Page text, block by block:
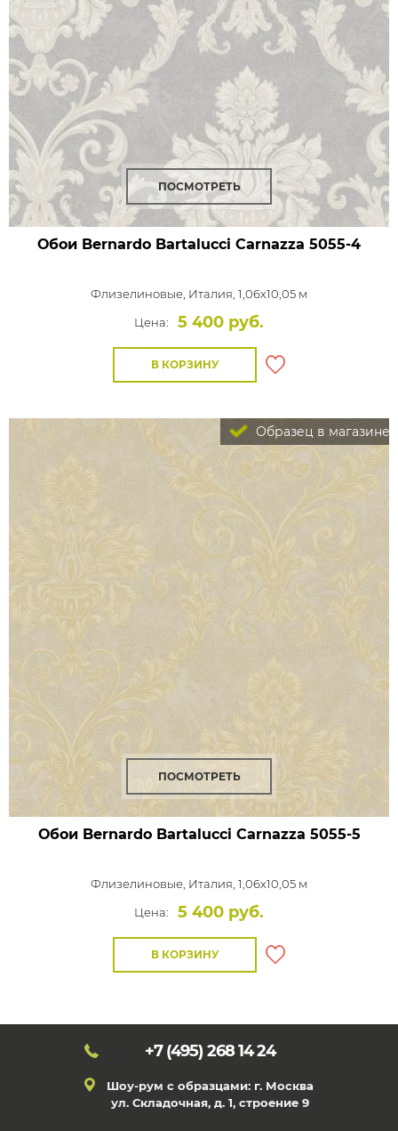
ПОСМОТРЕТЬ
Обои Bernardo Bartalucci Carnazza 5055-4
Флизелиновые, Италия, 1,06x10,05 м
Цена:
5 400 руб.
В КОРЗИНУ
Образец в магазине
ПОСМОТРЕТЬ
Обои Bernardo Bartalucci Carnazza 5055-5
Флизелиновые, Италия, 1,06x10,05 м
Цена:
5 400 руб.
В КОРЗИНУ
+7 (495) 268 14 24
Шоу-рум с образцами: г. Москва
ул. Складочная, д. 1, строение 9